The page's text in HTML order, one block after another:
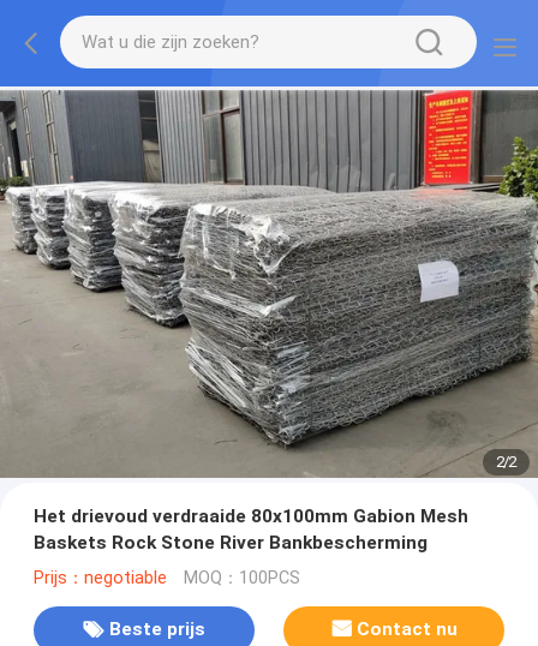
2/2
Het drievoud verdraaide 80x100mm Gabion Mesh
Baskets Rock Stone River Bankbescherming
Prijs：negotiable MOQ：100PCS
Beste prijs Contact nu